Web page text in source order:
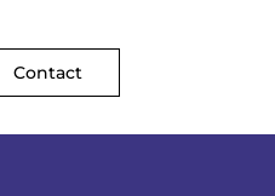
Contact